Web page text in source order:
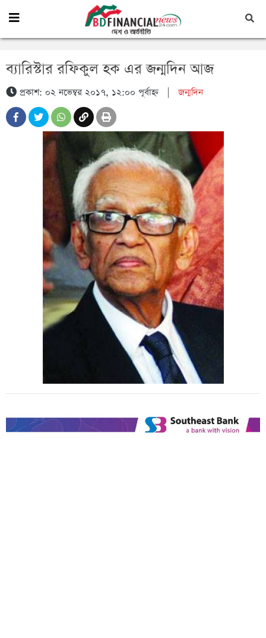
ব্যারিস্টার রফিকুল হক এর জন্মদিন আজ
প্রকাশ: ০২ নভেম্বর ২০১৭, ১২:০০ পূর্বাহ্ন|জন্মদিন